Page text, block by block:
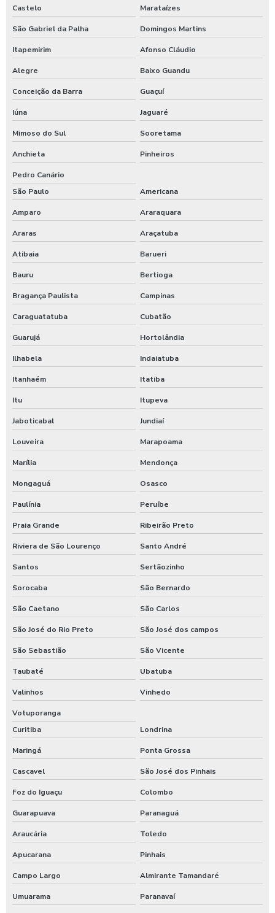
Castelo Marataízes
São Gabriel da Palha Domingos Martins
Itapemirim Afonso Cláudio
Alegre Baixo Guandu
Conceição da Barra Guaçuí
Iúna Jaguaré
Mimoso do Sul Sooretama
Anchieta Pinheiros
Pedro Canário
São Paulo
Americana
Amparo Araraquara
Araras Araçatuba
Atibaia Barueri
Bauru Bertioga
Bragança Paulista Campinas
Caraguatatuba Cubatão
Guarujá Hortolândia
Ilhabela Indaiatuba
Itanhaém Itatiba
Itu Itupeva
Jaboticabal Jundiaí
Louveira Marapoama
Marília Mendonça
Mongaguá Osasco
Paulínia Peruíbe
Praia Grande Ribeirão Preto
Riviera de São Lourenço Santo André
Santos Sertãozinho
Sorocaba São Bernardo
São Caetano São Carlos
São José do Rio Preto São José dos campos
São Sebastião São Vicente
Taubaté Ubatuba
Valinhos Vinhedo
Votuporanga
Curitiba
Londrina
Maringá Ponta Grossa
Cascavel São José dos Pinhais
Foz do Iguaçu Colombo
Guarapuava Paranaguá
Araucária Toledo
Apucarana Pinhais
Campo Largo Almirante Tamandaré
Umuarama Paranavaí